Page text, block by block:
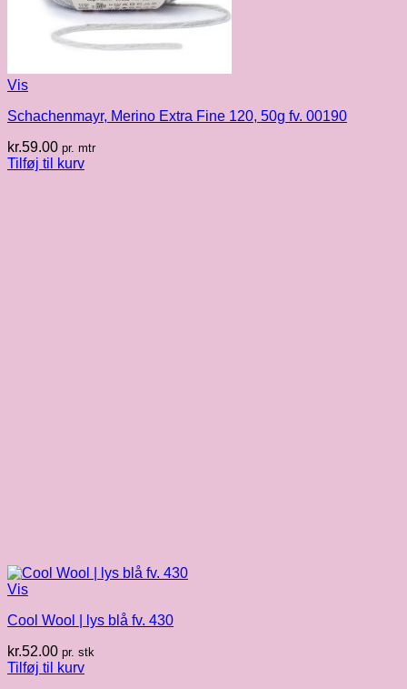
Vis
Schachenmayr, Merino Extra Fine 120, 50g fv. 00190
kr.59.00 pr. mtr
Tilføj til kurv
Vis
Cool Wool | lys blå fv. 430
kr.52.00 pr. stk
Tilføj til kurv